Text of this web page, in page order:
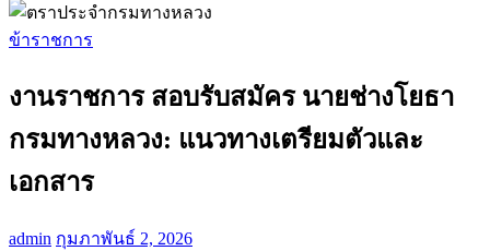
ข้าราชการ
งานราชการ สอบรับสมัคร นายช่างโยธา
กรมทางหลวง: แนวทางเตรียมตัวและ
เอกสาร
admin กุมภาพันธ์ 2, 2026